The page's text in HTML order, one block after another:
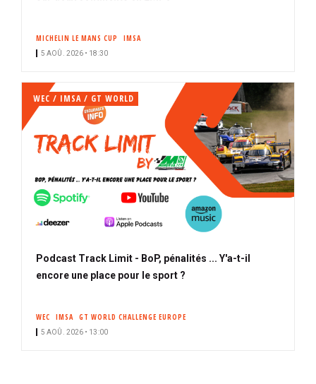
MICHELIN LE MANS CUP IMSA
5 AOÛ. 2026 • 18:30
WEC / IMSA / GT WORLD
Podcast Track Limit - BoP, pénalités ... Y'a-t-il
encore une place pour le sport ?
WEC IMSA GT WORLD CHALLENGE EUROPE
5 AOÛ. 2026 • 13:00